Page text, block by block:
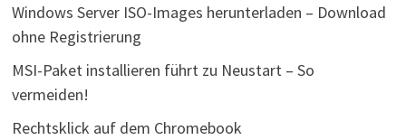
Windows Server ISO-Images herunterladen – Download
ohne Registrierung
MSI-Paket installieren führt zu Neustart – So
vermeiden!
Rechtsklick auf dem Chromebook